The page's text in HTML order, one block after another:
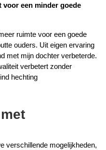
een minder goede
ruimte voor een goede
ouders. Uit eigen ervaring
met mijn dochter verbeterde.
verbetert zonder
hechting
verschillende mogelijkheden,